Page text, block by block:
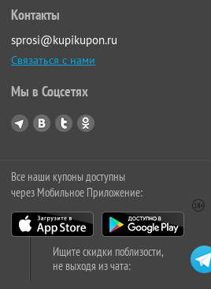
Контакты
sprosi@kupikupon.ru
Связаться с нами
Мы в Соцсетях
Все наши купоны доступны
через Мобильное Приложение:
Ищите скидки поблизости,
не выходя из чата: